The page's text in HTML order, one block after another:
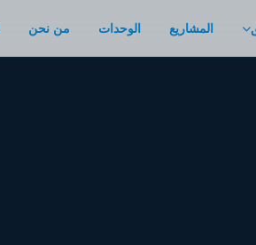
المشاريع الوحدات من نحن